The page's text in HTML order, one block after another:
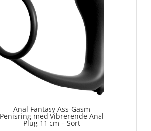
Anal Fantasy Ass-Gasm
Penisring med Vibrerende Anal
Plug 11 cm – Sort